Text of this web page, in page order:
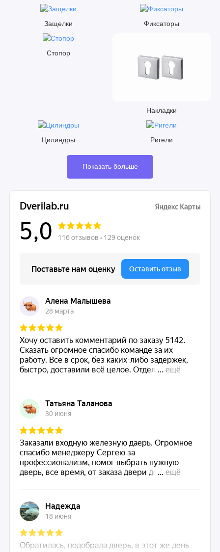
Защелки Фиксаторы
Стопор
Накладки
Цилиндры Ригели
Показать больше